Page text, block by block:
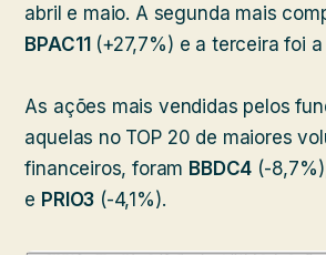
abril e maio. A segunda mais
BPAC11(+27,7%) e a terceira foi a
As ações mais vendidas pelos
aquelas no TOP 20 de maiores
financeiros, foram BBDC4 (-
e PRIO3 (-4,1%).